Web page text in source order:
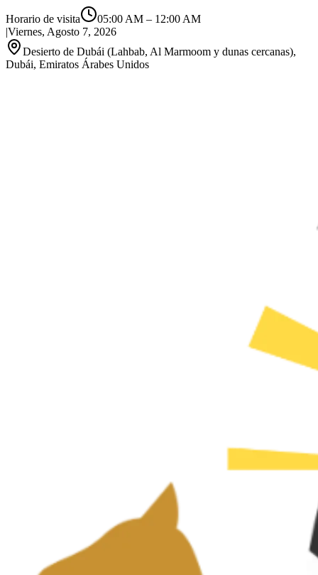
Horario de visita 05:00 AM – 12:00 AM
|Viernes, Agosto 7, 2026
Desierto de Dubái (Lahbab, Al Marmoom y dunas cercanas),
Dubái, Emiratos Árabes Unidos